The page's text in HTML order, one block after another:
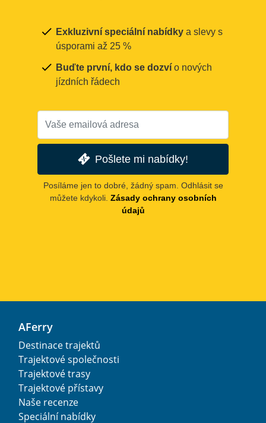
Exkluzivní speciální nabídky a slevy s
úsporami až 25 %
Buďte první, kdo se dozví o nových
jízdních řádech
Pošlete mi nabídky!
Posíláme jen to dobré, žádný spam. Odhlásit se
můžete kdykoli. Zásady ochrany osobních
údajů
AFerry
Destinace trajektů
Trajektové společnosti
Trajektové trasy
Trajektové přístavy
Naše recenze
Speciální nabídky